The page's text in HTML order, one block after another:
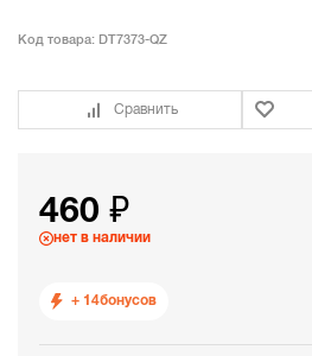
Код товара: DT7373-QZ
Сравнить
460 ₽
нет в наличии
+ 14бонусов